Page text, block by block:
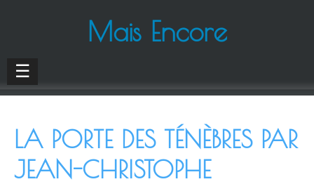
Mais Encore
☰
LA PORTE DES TÉNÈBRES PAR
JEAN-CHRISTOPHE